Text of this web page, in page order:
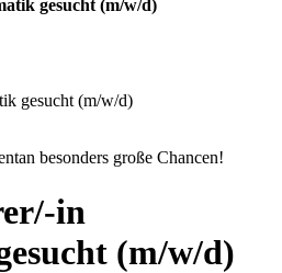
gesucht (m/w/d)
gesucht (m/w/d)
besonders große Chancen!
in
(m/w/d)